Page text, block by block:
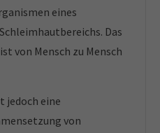
eines
Das
von Mensch zu Mensch
jedoch eine
von